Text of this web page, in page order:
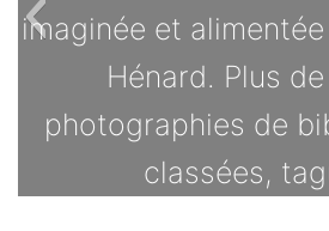
imaginée et
Hénard. Plus
photographies de
classées,